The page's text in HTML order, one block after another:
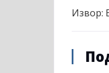
Извор: